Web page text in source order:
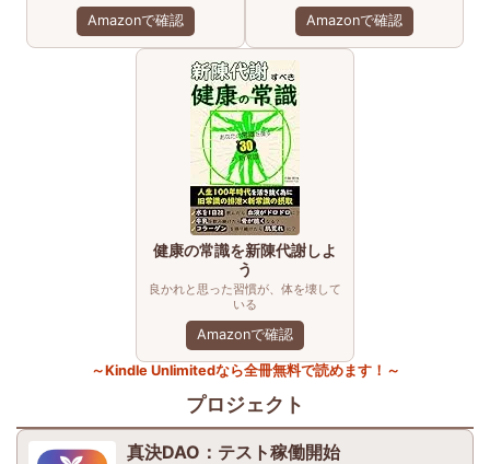
Amazonで確認 Amazonで確認
健康の常識を新陳代謝しよ
う
良かれと思った習慣が、体を壊して
いる
Amazonで確認
～Kindle Unlimitedなら全冊無料で読めます！～
プロジェクト
真決DAO：テスト稼働開始